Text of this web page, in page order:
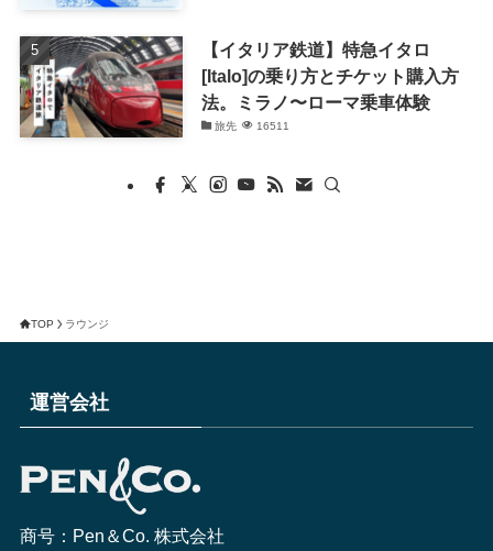
【イタリア鉄道】特急イタロ
[Italo]の乗り方とチケット購入方
法。ミラノ〜ローマ乗車体験
旅先 16511
TOP ラウンジ
運営会社
商号：Pen＆Co. 株式会社